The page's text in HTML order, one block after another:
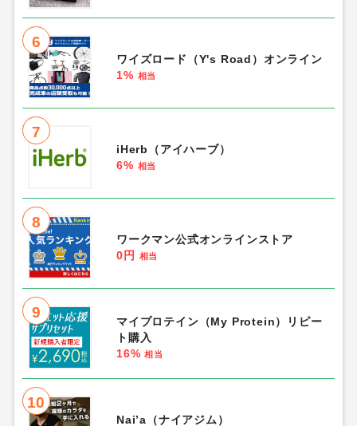
6
ワイズロード（Y's Road）オンライン
1% 相当
7
iHerb（アイハーブ）
6% 相当
8
ワークマン公式オンラインストア
0円
相当
9
マイプロテイン（My Protein）リピー
ト購入
16% 相当
10
Nai’a（ナイアジム）